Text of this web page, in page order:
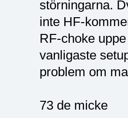
störningarna.
inte HF-
RF-choke
vanligaste
problem om
73 de micke